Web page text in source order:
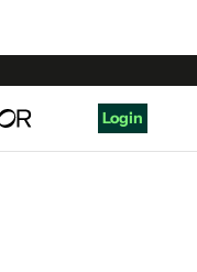
Login